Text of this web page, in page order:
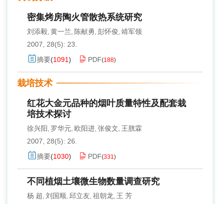
密集烤房陶火管散热系统研究
刘添毅, 黄一兰, 陈献勇 , 彭怀俊, 靖军领
2007, 28(5): 23.
摘要(1091) PDF(188)
栽培技术
红花大金元品种的烟叶质量特性及配套栽
培技术探讨
徐兴阳, 罗华元, 欧阳进, 张俊文, 王胱霖
2007, 28(5): 26.
摘要(1030) PDF(331)
不同植烟土壤微生物数量调查研究
杨 超 , 刘国顺, 邱立友, 祖朝龙, 王 芳